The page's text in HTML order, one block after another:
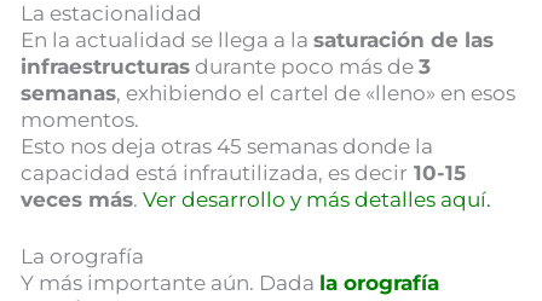
La estacionalidad
En la actualidad se llega a la saturación de las
infraestructuras durante poco más de 3
semanas, exhibiendo el cartel de «lleno» en esos
momentos.
Esto nos deja otras 45 semanas donde la
capacidad está infrautilizada, es decir 10-15
veces más. Ver desarrollo y más detalles aquí.
La orografía
Y más importante aún. Dada la orografía